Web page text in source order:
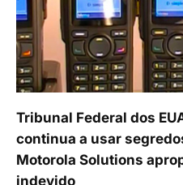
Tribunal Federal dos
continua a usar
Motorola Solutions
indevido